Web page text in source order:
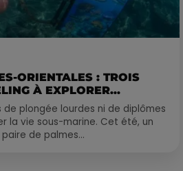
ORIENTALES : TROIS
À EXPLORER...
de plongée lourdes ni de diplômes
la vie sous-marine. Cet été, un
de palmes...